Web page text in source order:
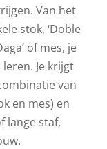
Van het
stok, ‘Doble
of mes, je
Je krijgt
van
en mes) en
lange staf,